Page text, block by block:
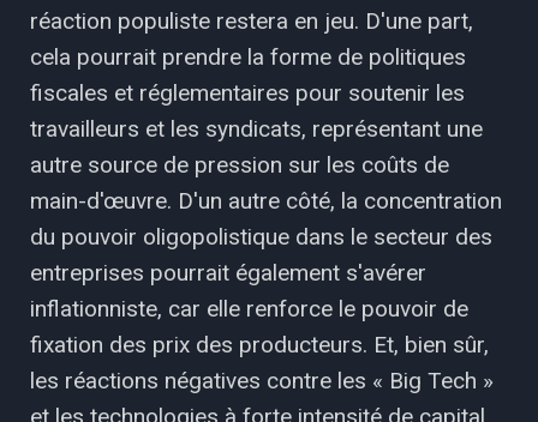
réaction populiste restera en jeu. D'une part,
cela pourrait prendre la forme de politiques
fiscales et réglementaires pour soutenir les
travailleurs et les syndicats, représentant une
autre source de pression sur les coûts de
main-d'œuvre. D'un autre côté, la concentration
du pouvoir oligopolistique dans le secteur des
entreprises pourrait également s'avérer
inflationniste, car elle renforce le pouvoir de
fixation des prix des producteurs. Et, bien sûr,
les réactions négatives contre les « Big Tech »
et les technologies à forte intensité de capital